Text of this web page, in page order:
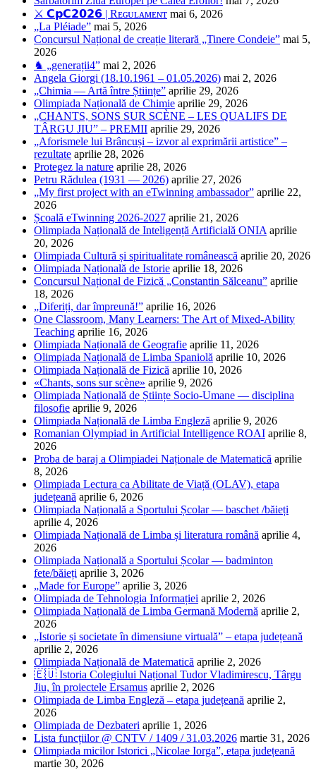
⚔️ 𝗖𝗽𝗖𝟮𝟬𝟮𝟲 | Rᴇɢᴜʟᴀᴍᴇɴᴛ mai 6, 2026
„La Pléiade” mai 5, 2026
Concursul Național de creație literară „Tinere Condeie” mai 5,
2026
♞ „generații4” mai 2, 2026
Angela Giorgi (18.10.1961 – 01.05.2026) mai 2, 2026
„Chimia — Artă între Științe” aprilie 29, 2026
Olimpiada Națională de Chimie aprilie 29, 2026
„CHANTS, SONS SUR SCÈNE – LES QUALIFS DE
TÂRGU JIU” – PREMII aprilie 29, 2026
„Aforismele lui Brâncuși – izvor al exprimării artistice” –
rezultate aprilie 28, 2026
Protegez la nature aprilie 28, 2026
Petru Rădulea (1931 — 2026) aprilie 27, 2026
„My first project with an eTwinning ambassador” aprilie 22,
2026
Școală eTwinning 2026-2027 aprilie 21, 2026
Olimpiada Națională de Inteligență Artificială ONIA aprilie
20, 2026
Olimpiada Cultură și spiritualitate românească aprilie 20, 2026
Olimpiada Națională de Istorie aprilie 18, 2026
Concursul Național de Fizică „Constantin Sălceanu” aprilie
18, 2026
„Diferiți, dar împreună!” aprilie 16, 2026
One Classroom, Many Learners: The Art of Mixed-Ability
Teaching aprilie 16, 2026
Olimpiada Națională de Geografie aprilie 11, 2026
Olimpiada Națională de Limba Spaniolă aprilie 10, 2026
Olimpiada Națională de Fizică aprilie 10, 2026
«Chants, sons sur scène» aprilie 9, 2026
Olimpiada Națională de Științe Socio-Umane — disciplina
filosofie aprilie 9, 2026
Olimpiada Națională de Limba Engleză aprilie 9, 2026
Romanian Olympiad in Artificial Intelligence ROAI aprilie 8,
2026
Proba de baraj a Olimpiadei Naționale de Matematică aprilie
8, 2026
Olimpiada Lectura ca Abilitate de Viață (OLAV), etapa
județeană aprilie 6, 2026
Olimpiada Națională a Sportului Școlar — baschet /băieți
aprilie 4, 2026
Olimpiada Națională de Limba și literatura română aprilie 4,
2026
Olimpiada Națională a Sportului Școlar — badminton
fete/băieți aprilie 3, 2026
„Made for Europe” aprilie 3, 2026
Olimpiada de Tehnologia Informației aprilie 2, 2026
Olimpiada Națională de Limba Germană Modernă aprilie 2,
2026
„Istorie și societate în dimensiune virtuală” – etapa județeană
aprilie 2, 2026
Olimpiada Națională de Matematică aprilie 2, 2026
🇪🇺 Istoria Colegiului Național Tudor Vladimirescu, Târgu
Jiu, în proiectele Ersamus aprilie 2, 2026
Olimpiada de Limba Engleză – etapa județeană aprilie 2,
2026
Olimpiada de Dezbateri aprilie 1, 2026
Lista funcțiilor @ CNTV / 1409 / 31.03.2026 martie 31, 2026
Olimpiada micilor Istorici „Nicolae Iorga”, etapa județeană
martie 30, 2026